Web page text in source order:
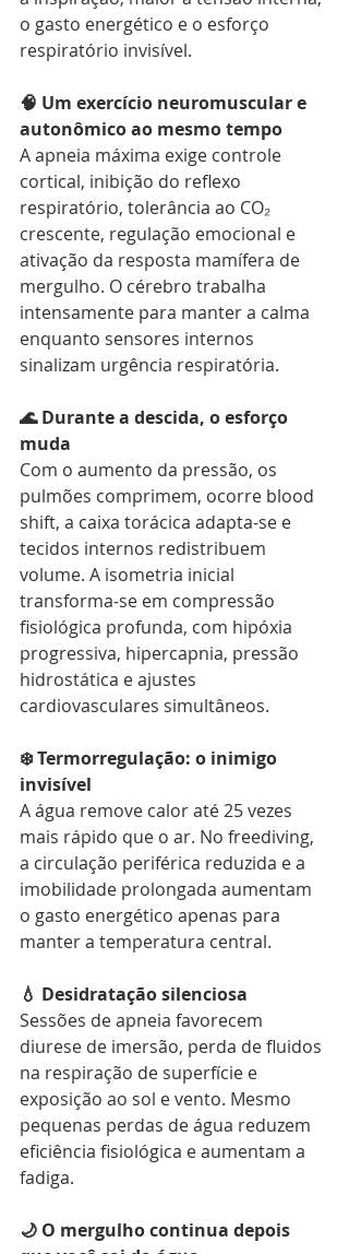
o gasto energético e o esforço
respiratório invisível.
🧠 Um exercício neuromuscular e
autonômico ao mesmo tempo
A apneia máxima exige controle
cortical, inibição do reflexo
respiratório, tolerância ao CO₂
crescente, regulação emocional e
ativação da resposta mamífera de
mergulho. O cérebro trabalha
intensamente para manter a calma
enquanto sensores internos
sinalizam urgência respiratória.
🌊 Durante a descida, o esforço
muda
Com o aumento da pressão, os
pulmões comprimem, ocorre blood
shift, a caixa torácica adapta-se e
tecidos internos redistribuem
volume. A isometria inicial
transforma-se em compressão
fisiológica profunda, com hipóxia
progressiva, hipercapnia, pressão
hidrostática e ajustes
cardiovasculares simultâneos.
❄️ Termorregulação: o inimigo
invisível
A água remove calor até 25 vezes
mais rápido que o ar. No freediving,
a circulação periférica reduzida e a
imobilidade prolongada aumentam
o gasto energético apenas para
manter a temperatura central.
💧 Desidratação silenciosa
Sessões de apneia favorecem
diurese de imersão, perda de fluidos
na respiração de superfície e
exposição ao sol e vento. Mesmo
pequenas perdas de água reduzem
eficiência fisiológica e aumentam a
fadiga.
🌙 O mergulho continua depois